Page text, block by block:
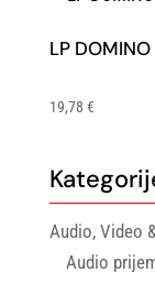
LP DOMINO
19,78 €
Audio, Video
Audio